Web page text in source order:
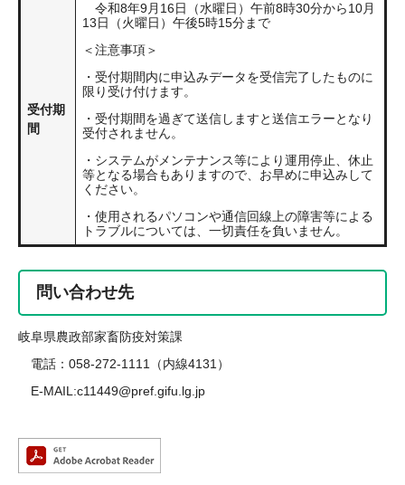
受付期
間
令和8年9月16日（水曜日）午前8時30分から10月
13日（火曜日）午後5時15分まで
＜注意事項＞
・受付期間内に申込みデータを受信完了したものに
限り受け付けます。
・受付期間を過ぎて送信しますと送信エラーとなり
受付されません。
・システムがメンテナンス等により運用停止、休止
等となる場合もありますので、お早めに申込みして
ください。
・使用されるパソコンや通信回線上の障害等による
トラブルについては、一切責任を負いません。
問い合わせ先
岐阜県農政部家畜防疫対策課
電話：058-272-1111（内線4131）
E-MAIL:c11449@pref.gifu.lg.jp